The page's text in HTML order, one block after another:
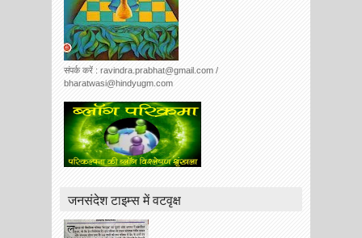
संपर्क करें : ravindra.prabhat@gmail.com /
bharatwasi@hindyugm.com
जनसंदेश टाइम्स में वटवृक्ष